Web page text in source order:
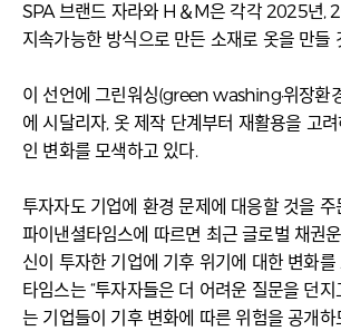
SPA 브랜드 자라와 H＆M은 각각 2025년,
지속가능한 방식으로 만든 소재로 옷을 만들
이 선언에 그린워싱(green washing·위장환
에 시달리자, 옷 제작 단계부터 재활용을 고
인 변화를 모색하고 있다.
투자자도 기업에 환경 문제에 대응할 것을 주
파이낸셜타임스에 따르면 최근 글로벌 채권
신이 투자한 기업에 기후 위기에 대한 변화를
타임스는 “투자자들은 더 어려운 질문을 던지
는 기업들이 기후 변화에 따른 위험을 공개